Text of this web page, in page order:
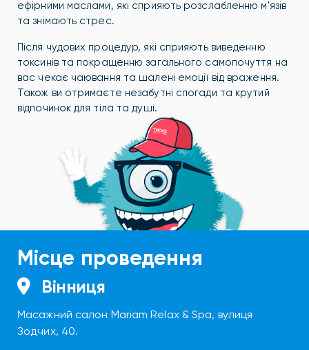
ефірними маслами, які сприяють розслабленню м'язів
та знімають стрес.
Після чудових процедур, які сприяють виведенню
токсинів та покращенню загального самопочуття на
вас чекає чаювання та шалені емоції від враження.
Також ви отримаєте незабутні спогади та крутий
відпочинок для тіла та душі.
Місце проведення
Вінниця
Масажний салон Mariam Relax & Spa, вулиця
Зодчих, 40.